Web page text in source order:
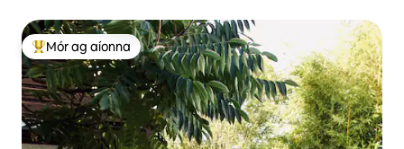
An-mhór ag aíonna
Mór ag aíonna